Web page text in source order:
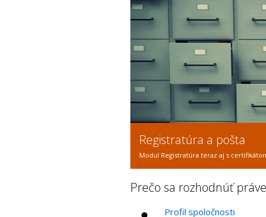
Registratúra a pošta
Modul Registratúra teraz aj s
Prečo sa rozhodnúť
Profil spoločnosti